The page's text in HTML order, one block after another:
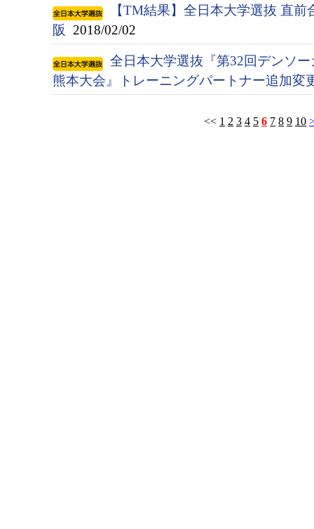
【TM結果】全日本大学選抜 直前
阪
2018/02/02
全日本大学選抜『第32回デンソ
熊本大会』トレーニングパートナー追加変
<< 1 2 3 4 5 6 7 8 9 10